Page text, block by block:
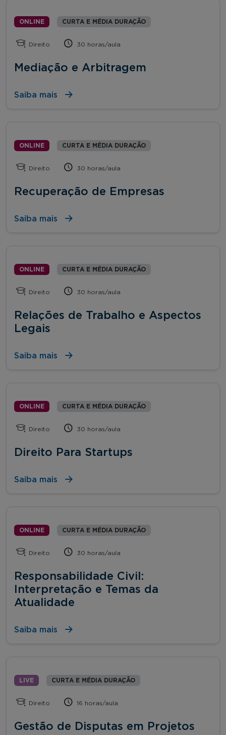
ONLINE CURTA E MÉDIA DURAÇÃO
Direito 30 horas/aula
Mediação e Arbitragem
Saiba mais
ONLINE CURTA E MÉDIA DURAÇÃO
Direito 30 horas/aula
Recuperação de Empresas
Saiba mais
ONLINE CURTA E MÉDIA DURAÇÃO
Direito 30 horas/aula
Relações de Trabalho e Aspectos
Legais
Saiba mais
ONLINE CURTA E MÉDIA DURAÇÃO
Direito 30 horas/aula
Direito Para Startups
Saiba mais
ONLINE CURTA E MÉDIA DURAÇÃO
Direito 30 horas/aula
Responsabilidade Civil:
Interpretação e Temas da
Atualidade
Saiba mais
LIVE CURTA E MÉDIA DURAÇÃO
Direito 16 horas/aula
Gestão de Disputas em Projetos